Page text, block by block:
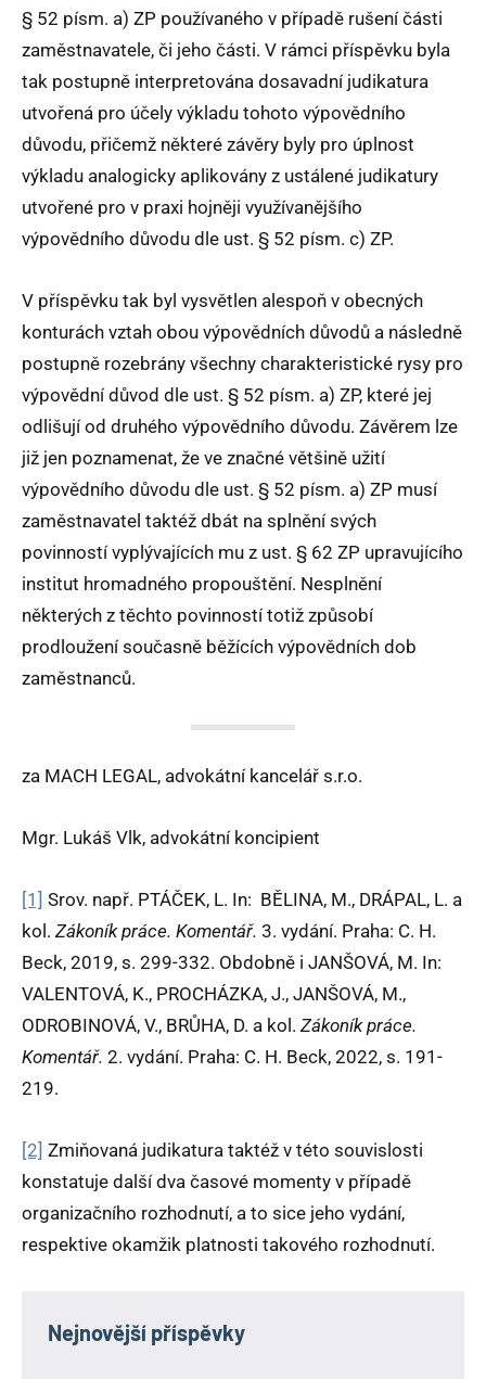
§ 52 písm. a) ZP používaného v případě rušení části
zaměstnavatele, či jeho části. V rámci příspěvku byla
tak postupně interpretována dosavadní judikatura
utvořená pro účely výkladu tohoto výpovědního
důvodu, přičemž některé závěry byly pro úplnost
výkladu analogicky aplikovány z ustálené judikatury
utvořené pro v praxi hojněji využívanějšího
výpovědního důvodu dle ust. § 52 písm. c) ZP.
V příspěvku tak byl vysvětlen alespoň v obecných
konturách vztah obou výpovědních důvodů a následně
postupně rozebrány všechny charakteristické rysy pro
výpovědní důvod dle ust. § 52 písm. a) ZP, které jej
odlišují od druhého výpovědního důvodu. Závěrem lze
již jen poznamenat, že ve značné většině užití
výpovědního důvodu dle ust. § 52 písm. a) ZP musí
zaměstnavatel taktéž dbát na splnění svých
povinností vyplývajících mu z ust. § 62 ZP upravujícího
institut hromadného propouštění. Nesplnění
některých z těchto povinností totiž způsobí
prodloužení současně běžících výpovědních dob
zaměstnanců.
za MACH LEGAL, advokátní kancelář s.r.o.
Mgr. Lukáš Vlk, advokátní koncipient
[1] Srov. např. PTÁČEK, L. In: BĚLINA, M., DRÁPAL, L. a
kol. Zákoník práce. Komentář. 3. vydání. Praha: C. H.
Beck, 2019, s. 299-332. Obdobně i JANŠOVÁ, M. In:
VALENTOVÁ, K., PROCHÁZKA, J., JANŠOVÁ, M.,
ODROBINOVÁ, V., BRŮHA, D. a kol. Zákoník práce.
Komentář. 2. vydání. Praha: C. H. Beck, 2022, s. 191-
219.
[2] Zmiňovaná judikatura taktéž v této souvislosti
konstatuje další dva časové momenty v případě
organizačního rozhodnutí, a to sice jeho vydání,
respektive okamžik platnosti takového rozhodnutí.
Nejnovější příspěvky